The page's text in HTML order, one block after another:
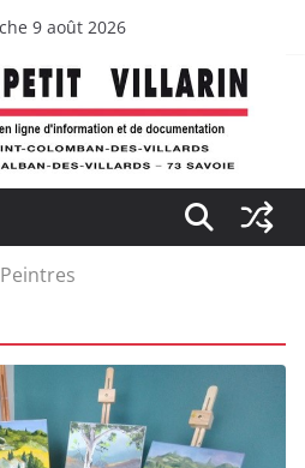
9 août 2026
Peintres